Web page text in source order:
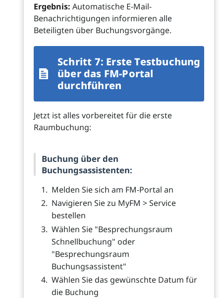
Ergebnis: Automatische E-Mail-
Benachrichtigungen informieren alle
Beteiligten über Buchungsvorgänge.
Schritt 7: Erste Testbuchung
über das FM-Portal
durchführen
Jetzt ist alles vorbereitet für die erste
Raumbuchung:
Buchung über den
Buchungsassistenten:
Melden Sie sich am FM-Portal an
Navigieren Sie zu MyFM > Service
bestellen
Wählen Sie "Besprechungsraum
Schnellbuchung" oder
"Besprechungsraum
Buchungsassistent"
Wählen Sie das gewünschte Datum für
die Buchung